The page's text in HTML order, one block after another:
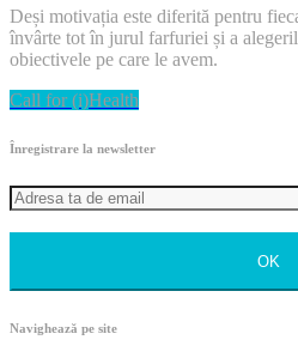
Deși motivația este diferită pentru
învârte tot în jurul farfuriei și a
obiectivele pe care le avem.
Call for (i)Health
Înregistrare la newsletter
OK
Navighează pe site